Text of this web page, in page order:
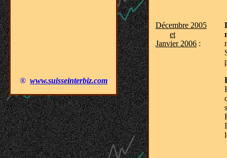
® www.suisseinterbiz.com
Décembre 2005
et
Janvier 2006 :